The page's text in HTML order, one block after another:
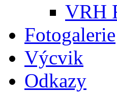
VRH
Fotogalerie
Výcvik
Odkazy